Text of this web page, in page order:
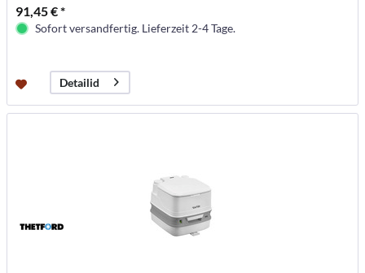
91,45 € *
Sofort versandfertig. Lieferzeit 2-4 Tage.
Detailid